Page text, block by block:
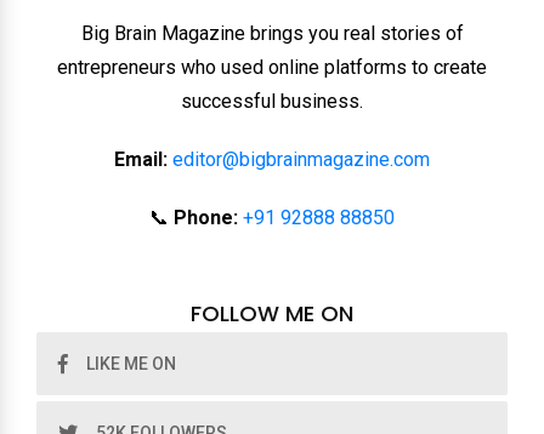
Big Brain Magazine brings you real stories of
entrepreneurs who used online platforms to create
successful business.
Email: editor@bigbrainmagazine.com
📞 Phone: +91 92888 88850
FOLLOW ME ON
LIKE ME ON